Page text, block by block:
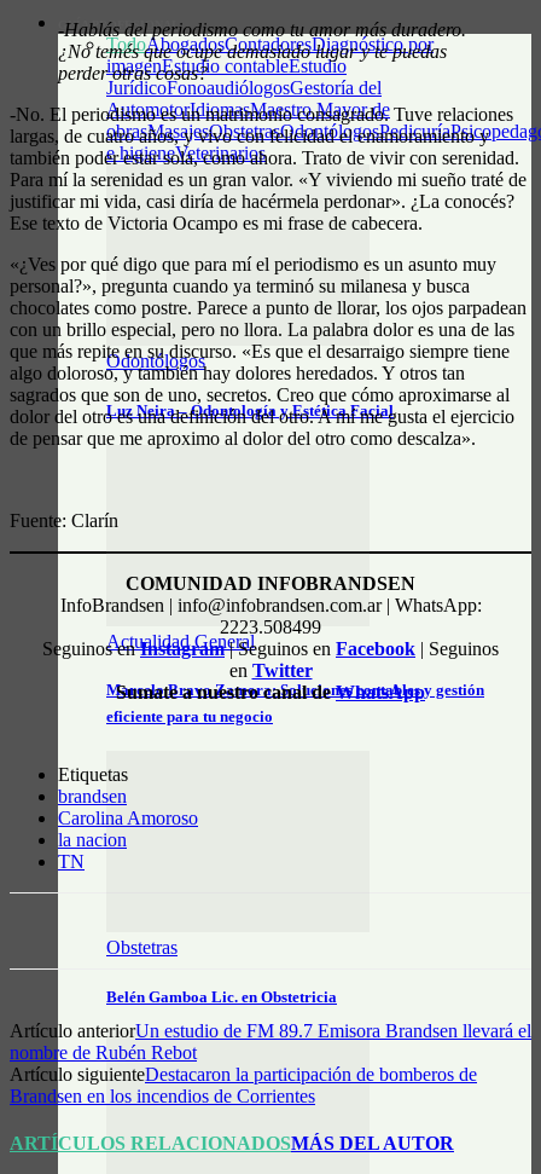
GUÍA PROFESIONAL
TodoAbogadosContadoresDiagnóstico por
imagenEstudio contableEstudio
JurídicoFonoaudiólogosGestoría del
AutomotorIdiomasMaestro Mayor de
obrasMasajesObstetrasOdontólogosPedicuría
e higieneVeterinarios
Odontólogos
Luz Neira – Odontología y Estética Facial
Actualidad General
Marcelo Bravo Zamora: Soluciones contables y gestión
eficiente para tu negocio
Obstetras
Belén Gamboa Lic. en Obstetricia
-Hablás del periodismo como tu amor más duradero.
¿No temés que ocupe demasiado lugar y te puedas
perder otras cosas?
-No. El periodismo es un matrimonio consagrado. Tuve relaciones
largas, de cuatro años, y vivo con felicidad el enamoramiento y
también poder estar sola, como ahora. Trato de vivir con serenidad.
Para mí la serenidad es un gran valor. «Y viviendo mi sueño traté de
justificar mi vida, casi diría de hacérmela perdonar». ¿La conocés?
Ese texto de Victoria Ocampo es mi frase de cabecera.
«¿Ves por qué digo que para mí el periodismo es un asunto muy
personal?», pregunta cuando ya terminó su milanesa y busca
chocolates como postre. Parece a punto de llorar, los ojos parpadean
con un brillo especial, pero no llora. La palabra dolor es una de las
que más repite en su discurso. «Es que el desarraigo siempre tiene
algo doloroso, y también hay dolores heredados. Y otros tan
sagrados que son de uno, secretos. Creo que cómo aproximarse al
dolor del otro es una definición del otro. A mí me gusta el ejercicio
de pensar que me aproximo al dolor del otro como descalza».
Fuente: Clarín
COMUNIDAD INFOBRANDSEN
InfoBrandsen | info@infobrandsen.com.ar | WhatsApp:
2223.508499
Seguinos enInstagram| Seguinos en Facebook | Seguinos
en Twitter
Sumate a nuestro canal de WhatsApp
Etiquetas
brandsen
Carolina Amoroso
la nacion
TN
Artículo anteriorUn estudio de FM 89.7 Emisora Brandsen llevará el
nombre de Rubén Rebot
Artículo siguienteDestacaron la participación de bomberos de
Brandsen en los incendios de Corrientes
ARTÍCULOS RELACIONADOSMÁS DEL AUTOR